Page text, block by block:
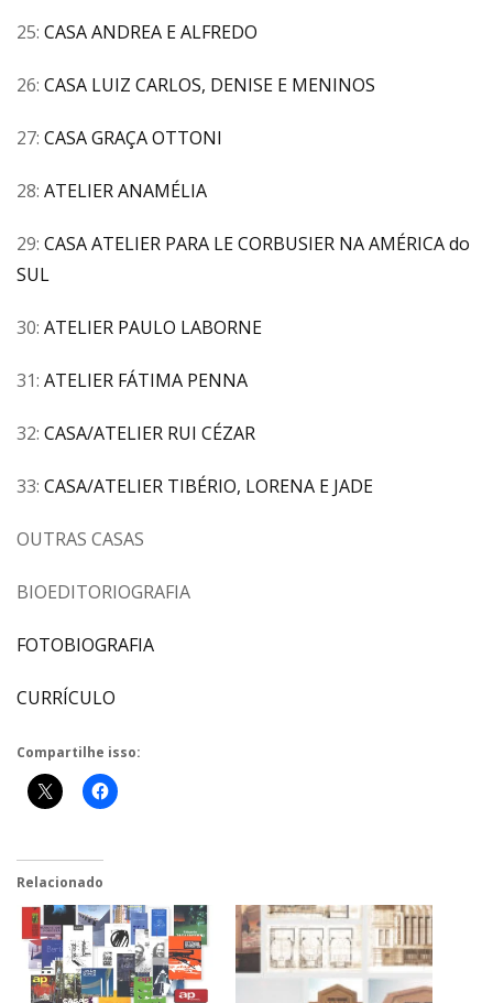
25: CASA ANDREA E ALFREDO
26: CASA LUIZ CARLOS, DENISE E MENINOS
27: CASA GRAÇA OTTONI
28: ATELIER ANAMÉLIA
29: CASA ATELIER PARA LE CORBUSIER NA AMÉRICA do
SUL
30: ATELIER PAULO LABORNE
31: ATELIER FÁTIMA PENNA
32: CASA/ATELIER RUI CÉZAR
33: CASA/ATELIER TIBÉRIO, LORENA E JADE
OUTRAS CASAS
BIOEDITORIOGRAFIA
FOTOBIOGRAFIA
CURRÍCULO
Compartilhe isso:
Relacionado